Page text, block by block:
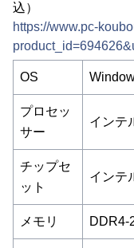
込）
https://www.pc-
OS
プロセッ
サー
インテ
チップセ
ット
インテ
メモリ DDR4-